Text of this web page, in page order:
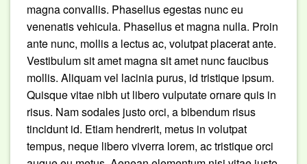
magna convallis. Phasellus egestas nunc eu
venenatis vehicula. Phasellus et magna nulla. Proin
ante nunc, mollis a lectus ac, volutpat placerat ante.
Vestibulum sit amet magna sit amet nunc faucibus
mollis. Aliquam vel lacinia purus, id tristique ipsum.
Quisque vitae nibh ut libero vulputate ornare quis in
risus. Nam sodales justo orci, a bibendum risus
tincidunt id. Etiam hendrerit, metus in volutpat
tempus, neque libero viverra lorem, ac tristique orci